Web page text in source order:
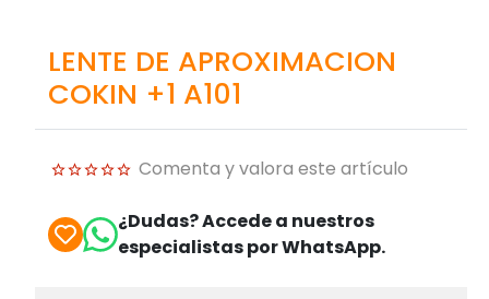
LENTE DE APROXIMACION
COKIN +1 A101
Comenta y valora este artículo
¿Dudas? Accede a nuestros
especialistas por WhatsApp.